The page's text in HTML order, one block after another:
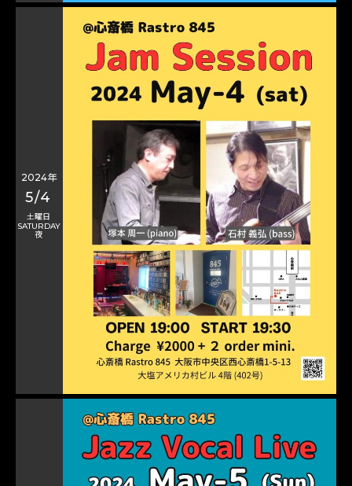
2024年
5/4
土曜日
SATURDAY
夜